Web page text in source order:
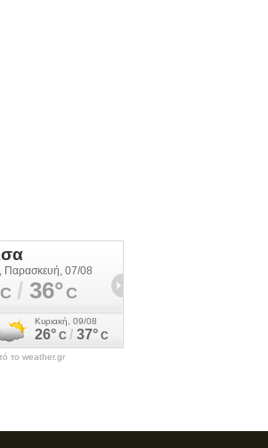
το weather.gr